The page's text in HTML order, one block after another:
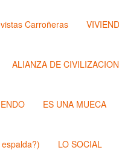
Carroñeras
ALIANZA DE
ES UNA MUECA
LO SOCIAL